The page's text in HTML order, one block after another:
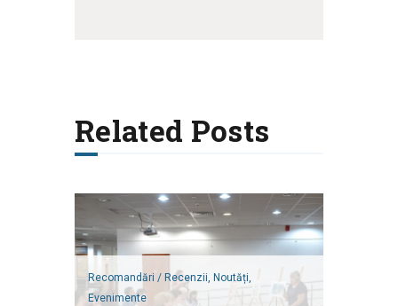
Related Posts
Recomandări / Recenzii, Noutăți,
Evenimente